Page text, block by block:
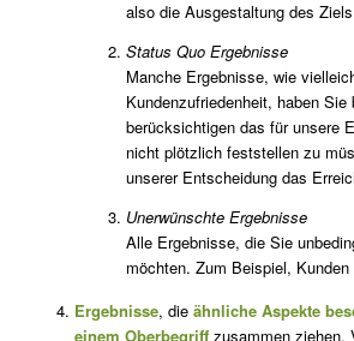
also die Ausgestaltung des
Status Quo Ergebnisse
Manche Ergebnisse, wie
Kundenzufriedenheit, haben
berücksichtigen das für unsere
nicht plötzlich feststellen zu
unserer Entscheidung das
Unerwünschte Ergebnisse
Alle Ergebnisse, die Sie
möchten. Zum Beispiel,
Ergebnisse, die ähnliche Aspekte
einem Oberbegriffzusammen ziehen.